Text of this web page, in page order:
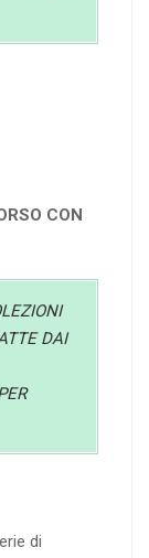
CON
DAI
di